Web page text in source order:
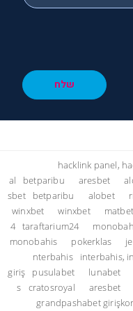
שלח
hacklink panel,
al
betparibu aresbet
sbet
betparibu alobet
winxbet
winxbet matbet
4 taraftarium24
monobahis
pokerklas
nterbahis
interbahis,
giriş
pusulabet lunabet
s
cratosroyal aresbet
grandpashabet giriş